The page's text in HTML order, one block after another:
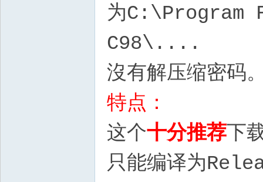
为
C98\....
沒有解压缩密码
特点：
这个十分推荐 下
只能编译为